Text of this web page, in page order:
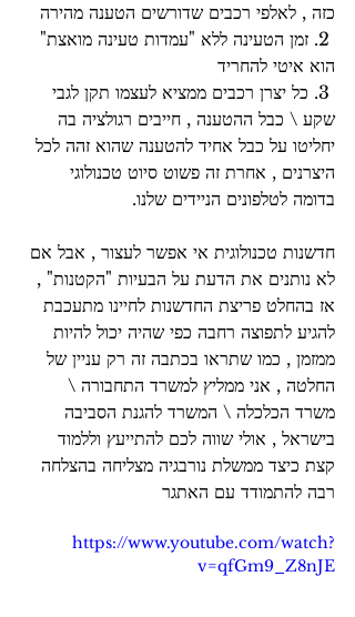
כזה , לאלפי רכבים שדורשים הטענה מהירה
2. זמן הטעינה ללא "עמדות טעינה מואצת"
הוא איטי להחריד
3. כל יצרן רכבים ממציא לעצמו תקן לגבי
שקע \ כבל ההטענה , חייבים רגולציה בה
יחליטו על כבל אחיד להטענה שהוא זהה לכל
היצרנים , אחרת זה פשוט סיוט טכנולוגי
בדומה לטלפונים הניידים שלנו.
חדשנות טכנולוגית אי אפשר לעצור , אבל אם
לא נותנים את הדעת על הבעיות "הקטנות" ,
אז בהחלט פריצת החדשנות לחיינו מתעכבת
להגיע לתפוצה רחבה כפי שהיה יכול להיות
ממזמן , כמו שתראו בכתבה זה רק עניין של
החלטה , אני ממליץ למשרד התחבורה \
משרד הכלכלה \ המשרד להגנת הסביבה
בישראל , אולי שווה לכם להתייעץ וללמוד
קצת כיצד ממשלת נורבגיה מצליחה בהצלחה
רבה להתמודד עם האתגר
https://www.youtube.com/watch?
v=qfGm9_Z8nJE